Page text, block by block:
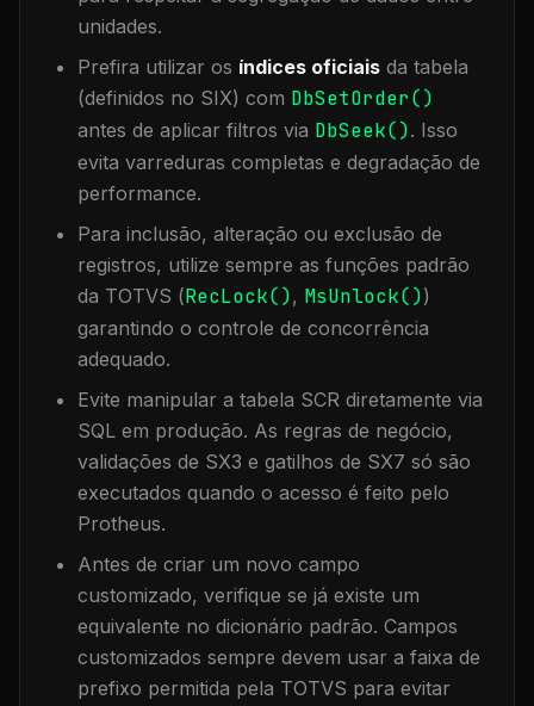
unidades.
Prefira utilizar os índices oficiais da tabela
(definidos no SIX) com DbSetOrder()
antes de aplicar filtros via DbSeek(). Isso
evita varreduras completas e degradação de
performance.
Para inclusão, alteração ou exclusão de
registros, utilize sempre as funções padrão
da TOTVS (RecLock(), MsUnlock())
garantindo o controle de concorrência
adequado.
Evite manipular a tabela SCR diretamente via
SQL em produção. As regras de negócio,
validações de SX3 e gatilhos de SX7 só são
executados quando o acesso é feito pelo
Protheus.
Antes de criar um novo campo
customizado, verifique se já existe um
equivalente no dicionário padrão. Campos
customizados sempre devem usar a faixa de
prefixo permitida pela TOTVS para evitar